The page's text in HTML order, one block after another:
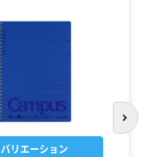
バリエーション
次